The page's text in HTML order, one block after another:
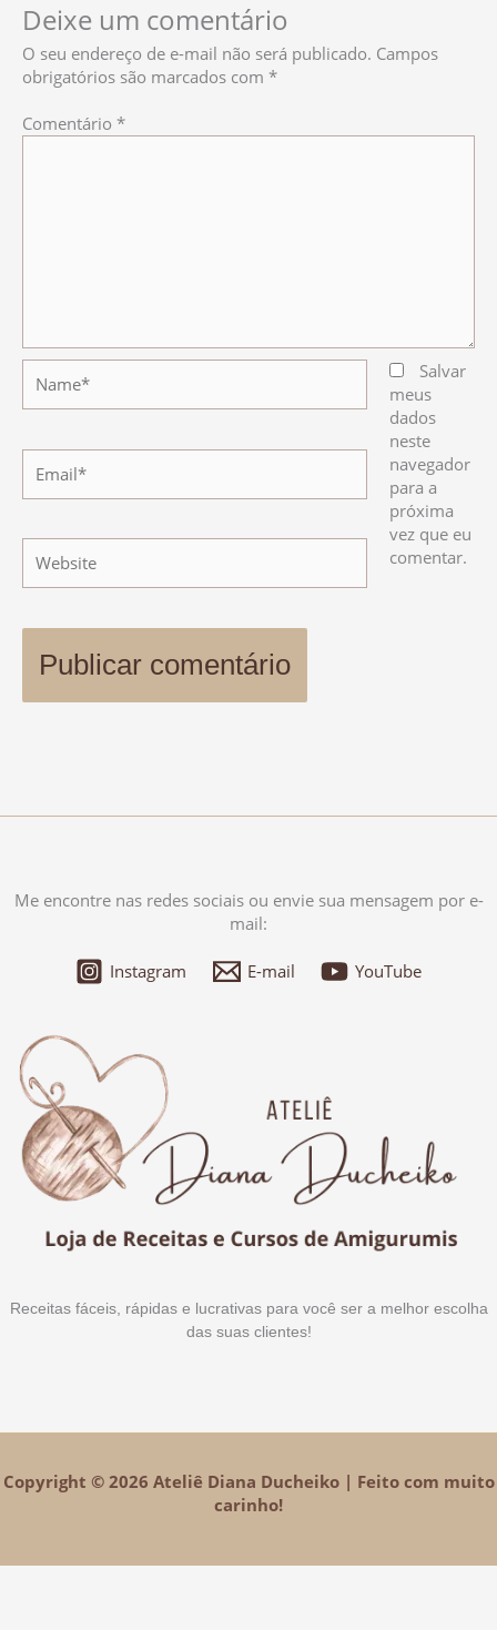
Deixe um comentário
O seu endereço de e-mail não será publicado. Campos
obrigatórios são marcados com *
Comentário *
Salvar
meus
dados
neste
navegador
para a
próxima
vez que eu
comentar.
Me encontre nas redes sociais ou envie sua mensagem por e-
mail:
Instagram E-mail YouTube
Receitas fáceis, rápidas e lucrativas para você ser a melhor escolha
das suas clientes!
Copyright © 2026 Ateliê Diana Ducheiko | Feito com muito
carinho!